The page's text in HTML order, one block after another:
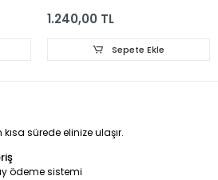
1.240,00 TL
Sepete Ekle
sürede elinize ulaşır.
ödeme sistemi